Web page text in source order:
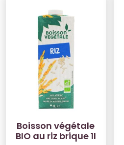
Boisson végétale
BIO au riz brique 1l